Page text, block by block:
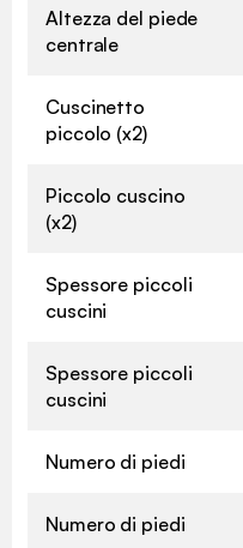
Altezza del piede
centrale
Cuscinetto
piccolo (x2)
Piccolo cuscino
(x2)
Spessore piccoli
cuscini
Spessore piccoli
cuscini
Numero di piedi
Numero di piedi